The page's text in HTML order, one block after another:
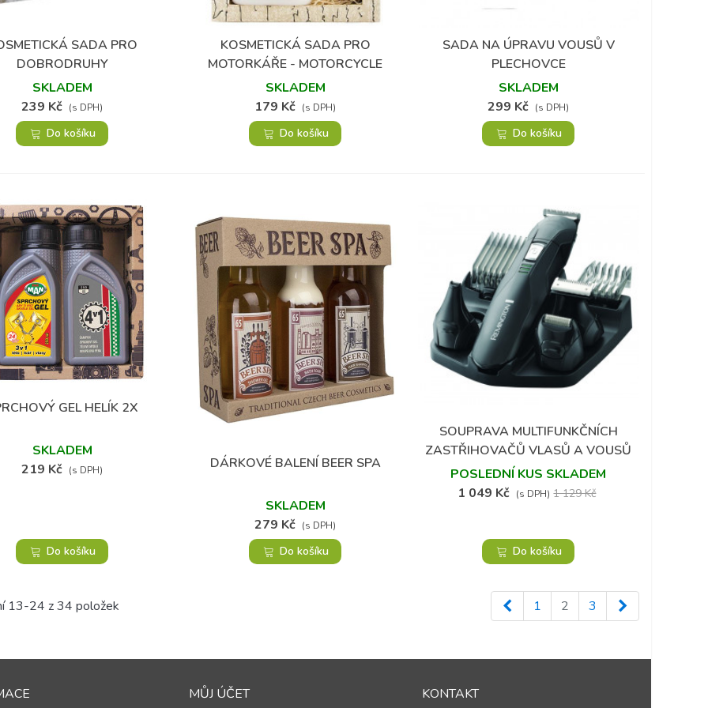
Přidat do oblíbených
SADA PRO
DOBRODRUHY
SKLADEM
239 Kč (s DPH)
Do košíku
Přidat do oblíbených
KOSMETICKÁ SADA PRO
MOTORKÁŘE - MOTORCYCLE
VINTAGE
SKLADEM
179 Kč (s DPH)
Do košíku
Přidat do oblíbených
SADA NA ÚPRAVU VOUSŮ V
PLECHOVCE
SKLADEM
299 Kč (s DPH)
Do košíku
Přidat do oblíbených
GEL HELÍK 2X
SKLADEM
219 Kč (s DPH)
Do košíku
Přidat do oblíbených
DÁRKOVÉ BALENÍ BEER SPA
SKLADEM
279 Kč (s DPH)
Do košíku
Přidat do oblíbených
SOUPRAVA MULTIFUNKČNÍCH
ZASTŘIHOVAČŮ VLASŮ A VOUSŮ
REMINGTON
POSLEDNÍ KUS SKLADEM
1 049 Kč (s DPH) 1 129 Kč
Do košíku
13-24 z 34 položek Předchozí
1 2 3
MŮJ ÚČET KONTAKT